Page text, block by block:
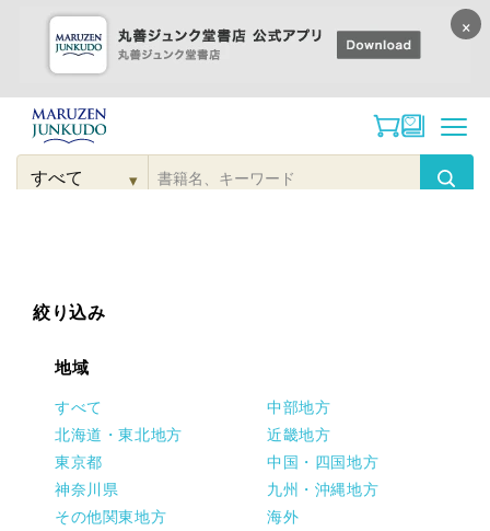
コンテンツに
進む
検
▾
絞り込み
地域
すべて
北海道・東北地方
東京都
神奈川県
その他関東地方
中部地方
近畿地方
中国・四国地方
九州・沖縄地方
海外
×